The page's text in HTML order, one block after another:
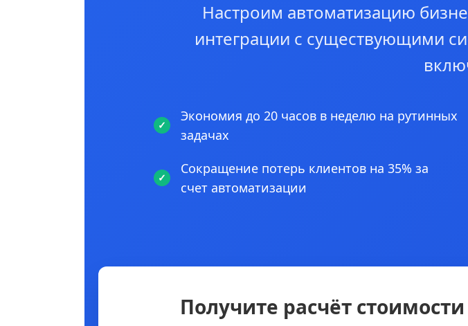
Настроим автоматизацию
интеграции с существующими
Экономия до 20 часов в неделю на рутинных
задачах
Сокращение потерь клиентов на 35% за
счет автоматизации
Получите расчёт